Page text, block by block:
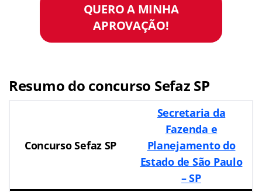
QUERO A MINHA
APROVAÇÃO!
Resumo do concurso Sefaz SP
Concurso Sefaz SP
Secretaria da
Fazenda e
Planejamento do
Estado de São Paulo
– SP